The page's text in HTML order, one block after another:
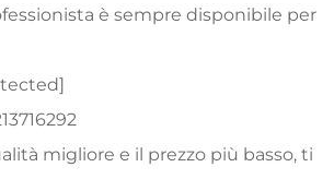
è sempre disponibile per
migliore e il prezzo più basso, ti